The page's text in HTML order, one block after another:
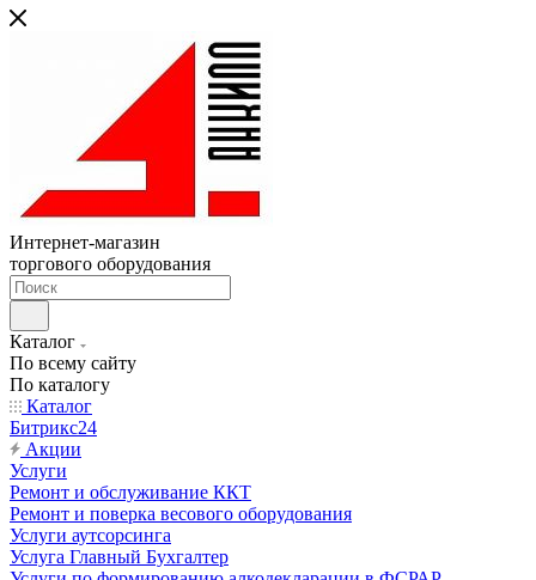
Интернет-магазин
торгового оборудования
Каталог
По всему сайту
По каталогу
Каталог
Битрикс24
Акции
Услуги
Ремонт и обслуживание ККТ
Ремонт и поверка весового оборудования
Услуги аутсорсинга
Услуга Главный Бухгалтер